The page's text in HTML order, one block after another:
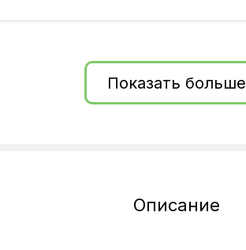
Показать больше
Описание